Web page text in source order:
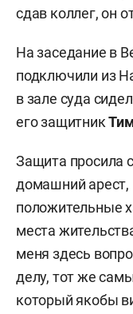
сдав коллег, он
На заседание в
подключили из
в зале суда
его защитник
Защита просила
домашний арест,
положительные
места
меня здесь
делу, тот же
который якобы